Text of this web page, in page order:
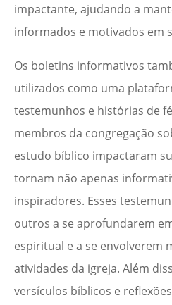
impactante, ajudando a
informados e motivados em
Os boletins informativos
utilizados como uma
testemunhos e histórias de
membros da congregação
estudo bíblico impactaram
tornam não apenas
inspiradores. Esses
outros a se aprofundarem
espiritual e a se envolverem
atividades da igreja. Além
versículos bíblicos e